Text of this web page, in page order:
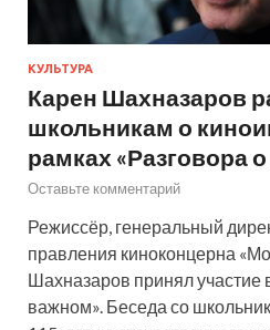
КУЛЬТУРА
Карен Шахназаров
школьникам о
рамках «Разговора
Оставьте комментарий
Режиссёр, генеральный
правления киноконцерна
Шахназаров принял участие
важном». Беседа со